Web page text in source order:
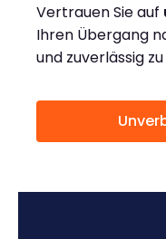
Vertrauen Sie auf
Ihren Übergang
und zuverlässig